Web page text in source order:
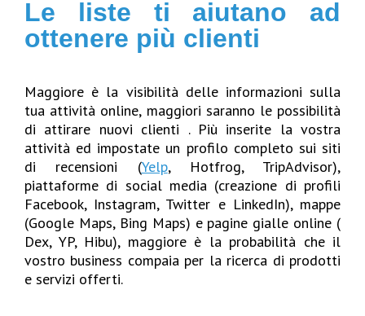
Le liste ti aiutano ad
ottenere più clienti
Maggiore è la visibilità delle informazioni sulla
tua attività online, maggiori saranno le possibilità
di attirare nuovi clienti . Più inserite la vostra
attività ed impostate un profilo completo sui siti
di recensioni (Yelp, Hotfrog, TripAdvisor),
piattaforme di social media (creazione di profili
Facebook, Instagram, Twitter e LinkedIn), mappe
(Google Maps, Bing Maps) e pagine gialle online (
Dex, YP, Hibu), maggiore è la probabilità che il
vostro business compaia per la ricerca di prodotti
e servizi offerti.